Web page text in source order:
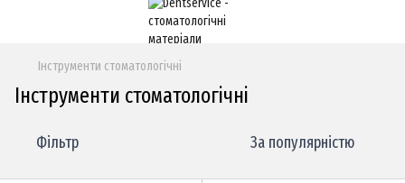
Інструменти стоматологічні
Інструменти стоматологічні
Фільтр За популярністю